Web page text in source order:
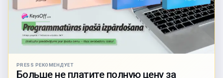
PRESS РЕКОМЕНДУЕТ
Больше не платите полную цену за